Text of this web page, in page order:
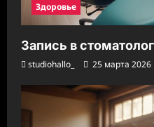
Здоровье
Запись в
studiohallo_ 25 марта 2026